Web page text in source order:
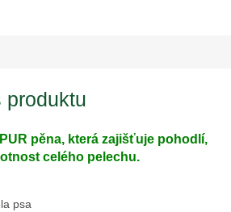
produktu
pěna, která zajišťuje pohodlí,
celého pelechu.
psa